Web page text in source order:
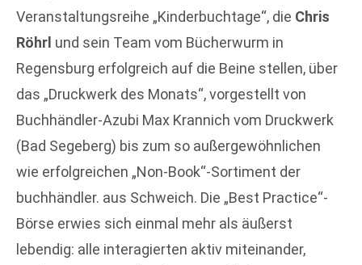
Veranstaltungsreihe „Kinderbuchtage“, die Chris
Röhrl und sein Team vom Bücherwurm in
Regensburg erfolgreich auf die Beine stellen, über
das „Druckwerk des Monats“, vorgestellt von
Buchhändler-Azubi Max Krannich vom Druckwerk
(Bad Segeberg) bis zum so außergewöhnlichen
wie erfolgreichen „Non-Book“-Sortiment der
buchhändler. aus Schweich. Die „Best Practice“-
Börse erwies sich einmal mehr als äußerst
lebendig: alle interagierten aktiv miteinander,